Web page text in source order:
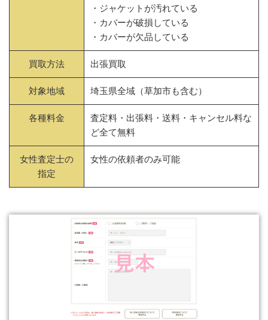
・ジャケットが汚れている
・カバーが破損している
・カバーが欠品している
買取方法 出張買取
対象地域 埼玉県全域（草加市も含む）
各種料金
査定料・出張料・送料・キャンセル料な
ど全て無料
女性査定士の
指定
女性の依頼者のみ可能